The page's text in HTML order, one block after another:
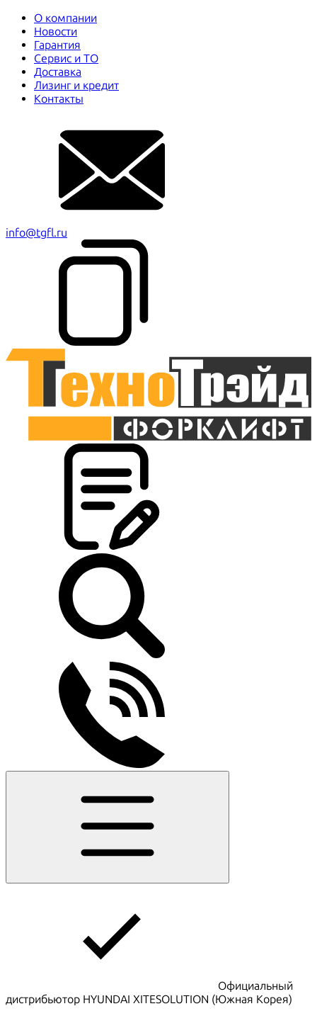
О компании
Новости
Гарантия
Сервис и ТО
Доставка
Лизинг и кредит
Контакты
info@tgfl.ru
Официальный
дистрибьютор HYUNDAI XITESOLUTION (Южная Корея)